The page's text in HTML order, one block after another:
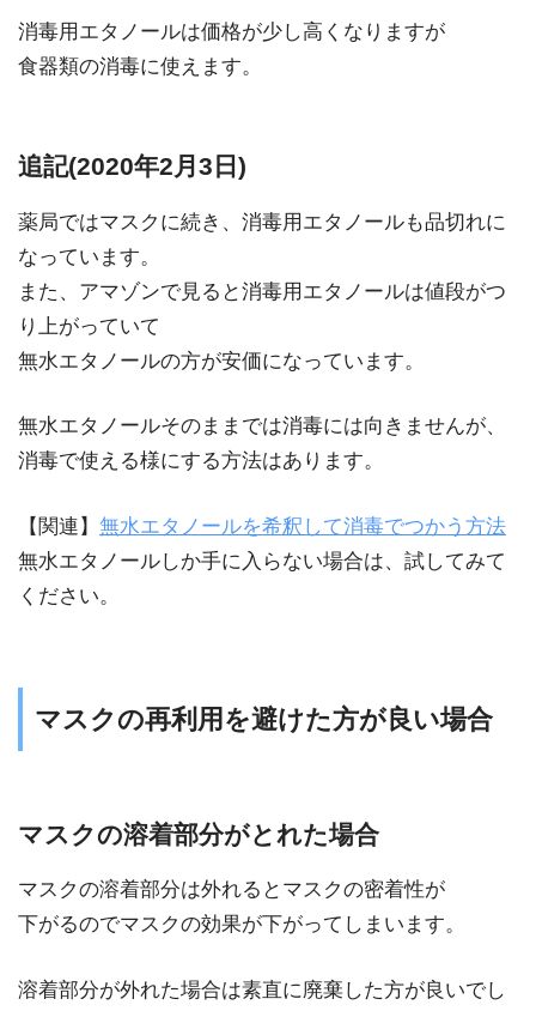
消毒用エタノールは価格が少し高くなりますが
食器類の消毒に使えます。
追記(2020年2月3日)
薬局ではマスクに続き、消毒用エタノールも品切れに
なっています。
また、アマゾンで見ると消毒用エタノールは値段がつ
り上がっていて
無水エタノールの方が安価になっています。
無水エタノールそのままでは消毒には向きませんが、
消毒で使える様にする方法はあります。
【関連】 無水エタノールを希釈して消毒でつかう方法
無水エタノールしか手に入らない場合は、試してみて
ください。
マスクの再利用を避けた方が良い場合
マスクの溶着部分がとれた場合
マスクの溶着部分は外れるとマスクの密着性が
下がるのでマスクの効果が下がってしまいます。
溶着部分が外れた場合は素直に廃棄した方が良いでし